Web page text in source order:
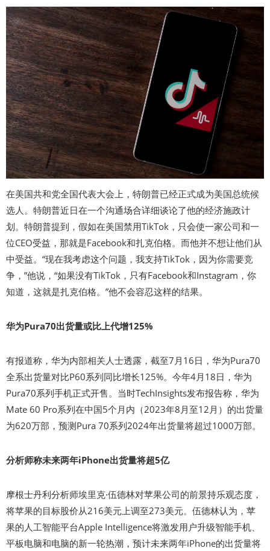
在美国共和党全国代表大会上，特朗普已经正式成为美国总统候
选人。特朗普近日在一个沟通场合详细谈论了他的经济施政计
划。特朗普提到，假如在美国禁用TikTok，只会使一家公司和一
位CEO受益，那就是Facebook和扎克伯格。而他并不想让他们从
中受益。“现在我考虑这个问题，我支持TikTok，因为你需要竞
争，”他说，“如果没有TikTok，只有Facebook和Instagram，你
知道，这就是扎克伯格。”他不会容忍这样的结果。
华为Pura70出货量或比上代增125%
有报道称，华为内部相关人士透露，截至7月16日，华为Pura70
全系出货量对比P60系列同比增长125%。今年4月18日，华为
Pura70系列手机正式开售。当时TechInsights发布报告称，华为
Mate 60 Pro系列在中国5个月内（2023年8月至12月）的出货量
为620万部，预测Pura 70系列2024年出货量将超过1000万部。
分析师称未来两年iPhone出货量将超5亿
摩根士丹利分析师埃里克·伍德林对苹果公司的前景持乐观态度，
将苹果的目标股价从216美元上调至273美元。伍德林认为，苹
果的人工智能平台Apple Intelligence将激发用户升级智能手机、
平板电脑和电脑的新一轮热潮，预计未来两年iPhone的出货量将